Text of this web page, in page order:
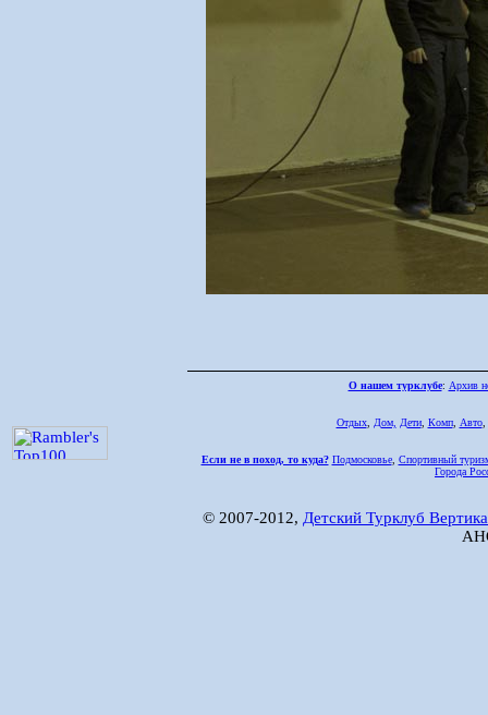
О нашем турклубе: Архив
Отдых, Дом, Дети, Комп, Авто,
Если не в поход, то куда? Подмосковье, Спортивный
Города
© 2007-2012, Детский Турклуб